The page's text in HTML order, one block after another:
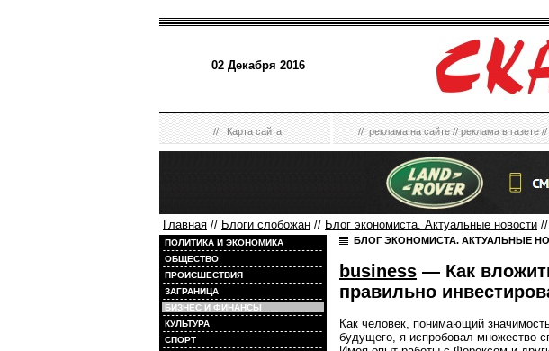
02 Декабря 2016
//Карта сайта //реклама на сайте//реклама в газете//
Главная // Блоги слобожан // Блог экономиста. Актуальные новости
ПОЛИТИКА И ЭКОНОМИКА
ОБЩЕСТВО
ПРОИСШЕСТВИЯ
ЗАГРАНИЦА
БИЗНЕС И ФИНАНСЫ
КУЛЬТУРА
СПОРТ
БЛОГ ЭКОНОМИСТА. АКТУАЛЬНЫЕ
business — Как
правильно
Как человек, понимающий
будущего, я испробовал множество